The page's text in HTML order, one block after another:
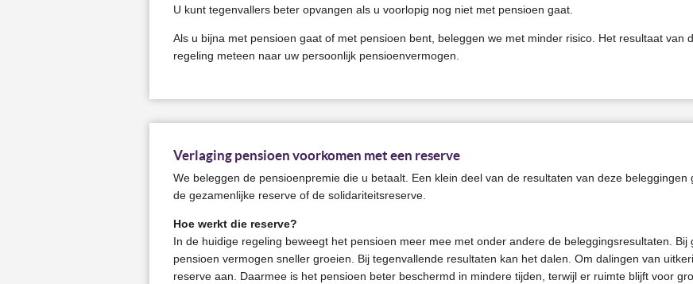
U kunt tegenvallers beter opvangen als u voorlopig nog niet met pensioen gaat.
Als u bijna met pensioen gaat of met pensioen bent, beleggen we met minder risico. Het resultaat van
regeling meteen naar uw persoonlijk pensioenvermogen.
Verlaging pensioen voorkomen met een reserve
We beleggen de pensioenpremie die u betaalt. Een klein deel van de resultaten van deze
de gezamenlijke reserve of de solidariteitsreserve.
Hoe werkt die reserve?
In de huidige regeling beweegt het pensioen meer mee met onder andere de beleggingsresultaten.
pensioen vermogen sneller groeien. Bij tegenvallende resultaten kan het dalen. Om dalingen van
reserve aan. Daarmee is het pensioen beter beschermd in mindere tijden, terwijl er ruimte blijft voor